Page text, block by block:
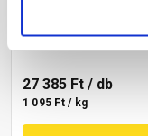
16-C 25 kg
Gyártói készleten
27 385 Ft / db
1 095 Ft / kg